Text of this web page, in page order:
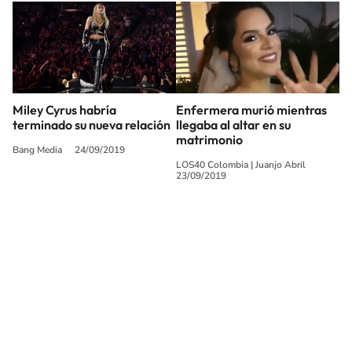
Miley Cyrus habría
terminado su nueva relación
Bang Media 24/09/2019
Enfermera murió mientras
llegaba al altar en su
matrimonio
LOS40 Colombia |Juanjo Abril
23/09/2019